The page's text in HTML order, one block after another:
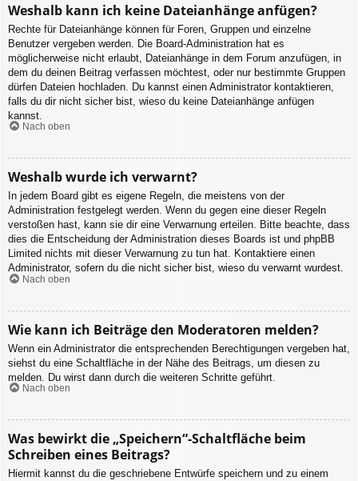
Weshalb kann ich keine Dateianhänge anfügen?
Rechte für Dateianhänge können für Foren, Gruppen und einzelne
Benutzer vergeben werden. Die Board-Administration hat es
möglicherweise nicht erlaubt, Dateianhänge in dem Forum anzufügen, in
dem du deinen Beitrag verfassen möchtest, oder nur bestimmte Gruppen
dürfen Dateien hochladen. Du kannst einen Administrator kontaktieren,
falls du dir nicht sicher bist, wieso du keine Dateianhänge anfügen
kannst.
Nach oben
Weshalb wurde ich verwarnt?
In jedem Board gibt es eigene Regeln, die meistens von der
Administration festgelegt werden. Wenn du gegen eine dieser Regeln
verstoßen hast, kann sie dir eine Verwarnung erteilen. Bitte beachte, dass
dies die Entscheidung der Administration dieses Boards ist und phpBB
Limited nichts mit dieser Verwarnung zu tun hat. Kontaktiere einen
Administrator, sofern du die nicht sicher bist, wieso du verwarnt wurdest.
Nach oben
Wie kann ich Beiträge den Moderatoren melden?
Wenn ein Administrator die entsprechenden Berechtigungen vergeben hat,
siehst du eine Schaltfläche in der Nähe des Beitrags, um diesen zu
melden. Du wirst dann durch die weiteren Schritte geführt.
Nach oben
Was bewirkt die „Speichern“-Schaltfläche beim
Schreiben eines Beitrags?
Hiermit kannst du die geschriebene Entwürfe speichern und zu einem